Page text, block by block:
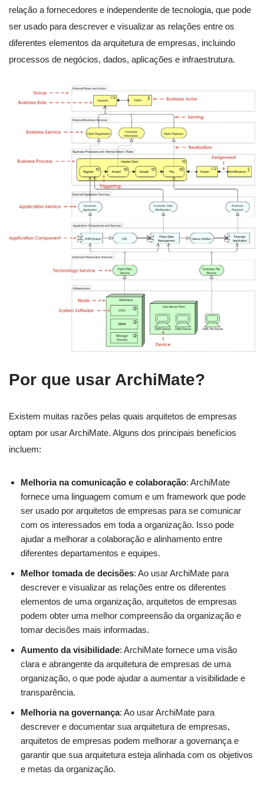
relação a fornecedores e independente de tecnologia, que pode
ser usado para descrever e visualizar as relações entre os
diferentes elementos da arquitetura de empresas, incluindo
processos de negócios, dados, aplicações e infraestrutura.
Por que usar ArchiMate?
Existem muitas razões pelas quais arquitetos de empresas
optam por usar ArchiMate. Alguns dos principais benefícios
incluem:
Melhoria na comunicação e colaboração: ArchiMate
fornece uma linguagem comum e um framework que pode
ser usado por arquitetos de empresas para se comunicar
com os interessados em toda a organização. Isso pode
ajudar a melhorar a colaboração e alinhamento entre
diferentes departamentos e equipes.
Melhor tomada de decisões: Ao usar ArchiMate para
descrever e visualizar as relações entre os diferentes
elementos de uma organização, arquitetos de empresas
podem obter uma melhor compreensão da organização e
tomar decisões mais informadas.
Aumento da visibilidade: ArchiMate fornece uma visão
clara e abrangente da arquitetura de empresas de uma
organização, o que pode ajudar a aumentar a visibilidade e
transparência.
Melhoria na governança: Ao usar ArchiMate para
descrever e documentar sua arquitetura de empresas,
arquitetos de empresas podem melhorar a governança e
garantir que sua arquitetura esteja alinhada com os objetivos
e metas da organização.